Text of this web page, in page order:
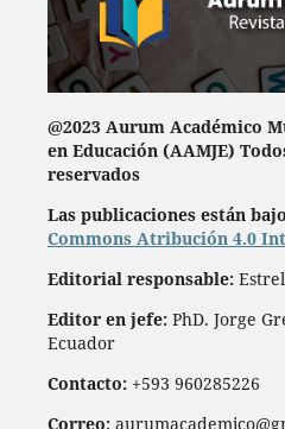
@2023 Aurum Académico
en Educación (AAMJE)
reservados
Las publicaciones están
Commons Atribución 4.0
Editorial responsable:
Editor en jefe: PhD. Jorge
Ecuador
Contacto:+593 960285226
Correo: